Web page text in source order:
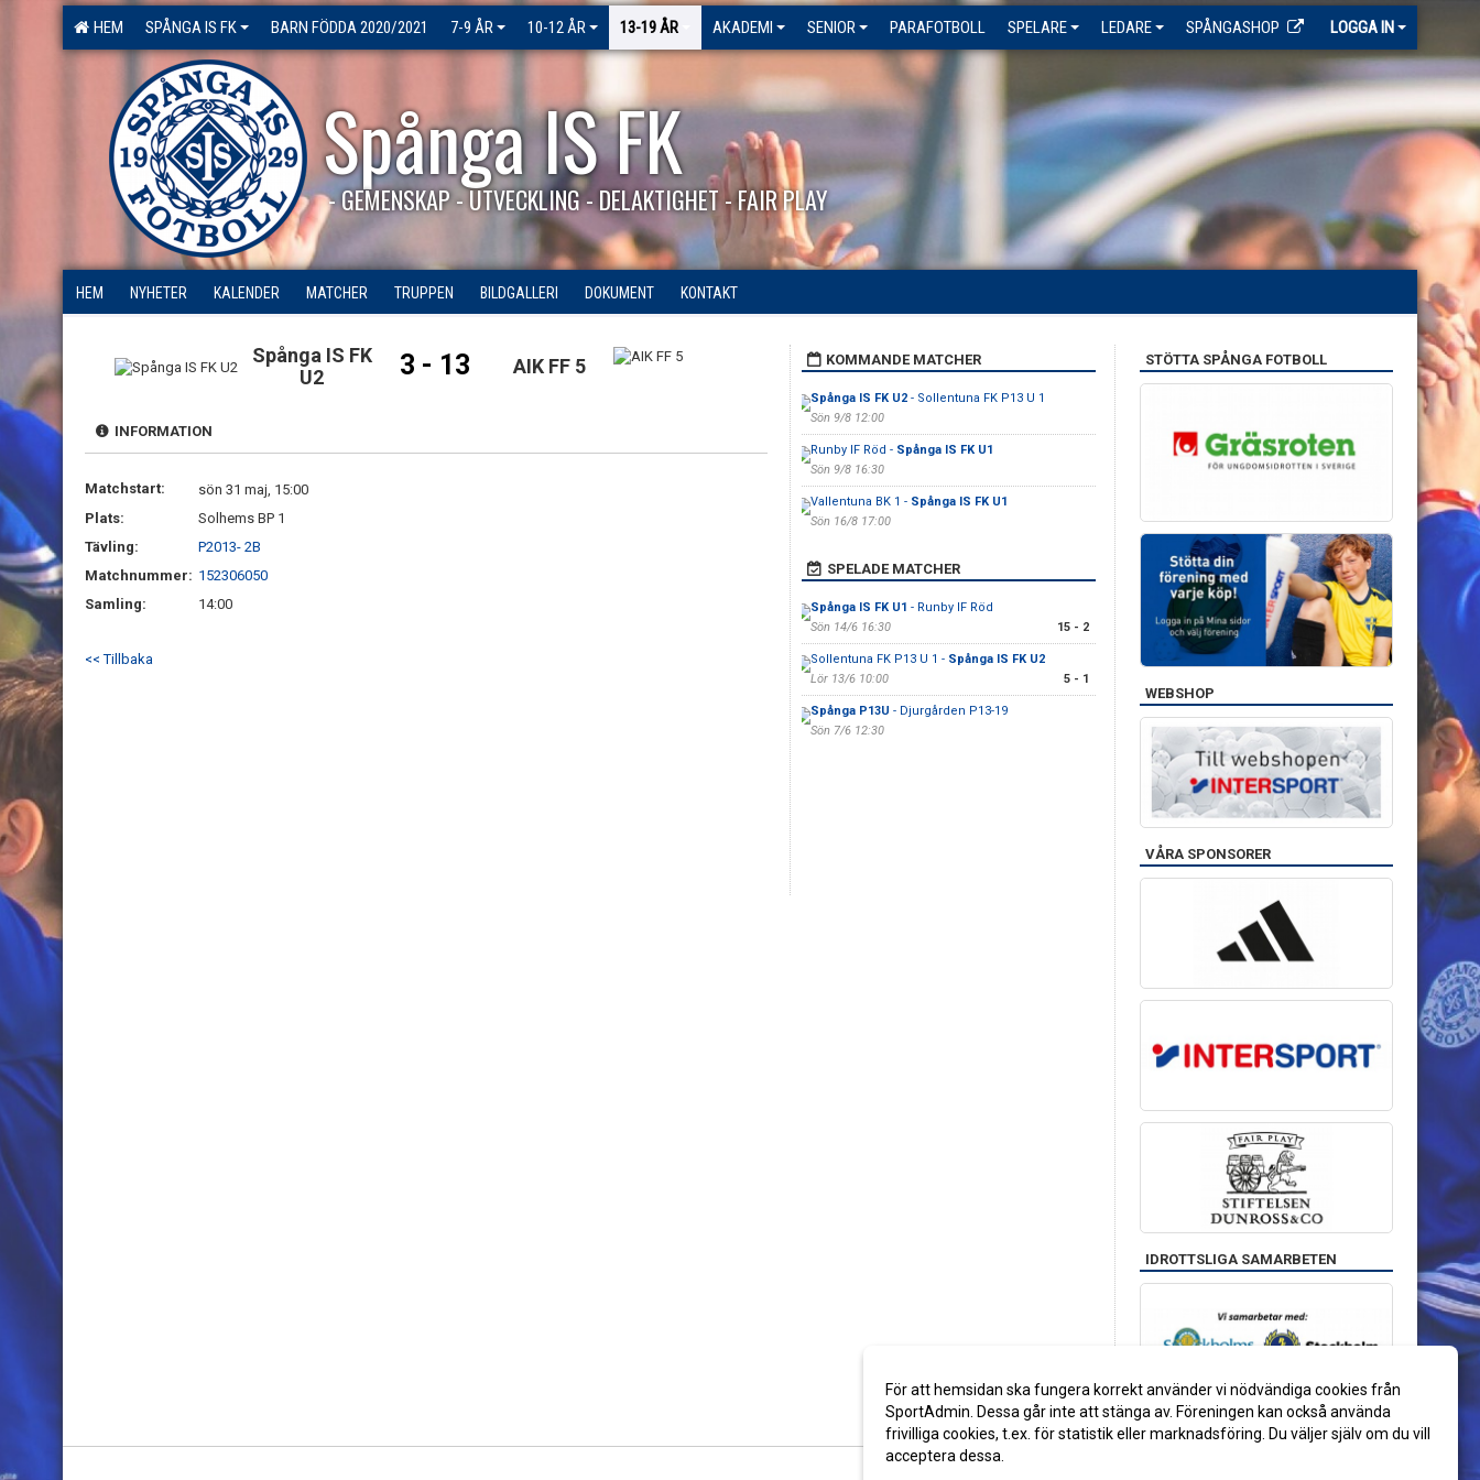
HEM SPÅNGA IS FK BARN FÖDDA 2020/2021 7-9 ÅR 10-12 ÅR 13-19 ÅR AKADEMI SENIOR PARAFOTBOLL SPELARE LEDARE SPÅNGASHOP LOGGA IN
Spånga IS FK
- GEMENSKAP - UTVECKLING - DELAKTIGHET - FAIR PLAY
HEM NYHETER KALENDER MATCHER TRUPPEN BILDGALLERI DOKUMENT KONTAKT
Spånga IS FK
U2
3 - 13 AIK FF 5
INFORMATION
Matchstart:
sön 31 maj, 15:00
Plats:
Solhems BP 1
Tävling:
P2013- 2B
Matchnummer: 152306050
Samling:
14:00
<< Tillbaka
KOMMANDE MATCHER
Spånga IS FK U2- Sollentuna FK P13 U 1
Sön 9/8 12:00
Runby IF Röd - Spånga IS FK U1
Sön 9/8 16:30
Vallentuna BK 1 - Spånga IS FK U1
Sön 16/8 17:00
SPELADE MATCHER
Spånga IS FK U1 - Runby IF Röd
Sön 14/6 16:30
15 - 2
Sollentuna FK P13 U 1 - Spånga IS FK U2
Lör 13/6 10:00
5 - 1
Spånga P13U - Djurgården P13-19
Sön 7/6 12:30
STÖTTA SPÅNGA FOTBOLL
WEBSHOP
VÅRA SPONSORER
IDROTTSLIGA SAMARBETEN
För att hemsidan ska fungera korrekt använder vi nödvändiga cookies från
SportAdmin. Dessa går inte att stänga av. Föreningen kan också använda
frivilliga cookies, t.ex. för statistik eller marknadsföring. Du väljer själv om du vill
acceptera dessa.